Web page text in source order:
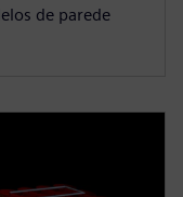
de parede